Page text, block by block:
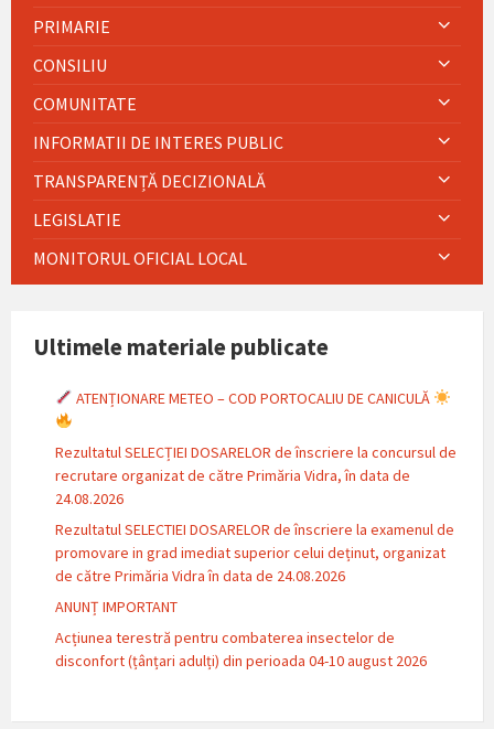
PRIMARIE
CONSILIU
COMUNITATE
INFORMATII DE INTERES PUBLIC
TRANSPARENȚĂ DECIZIONALĂ
LEGISLATIE
MONITORUL OFICIAL LOCAL
Ultimele materiale publicate
ATENȚIONARE METEO – COD PORTOCALIU DE CANICULĂ
Rezultatul SELECȚIEI DOSARELOR de înscriere la concursul de
recrutare organizat de către Primăria Vidra, în data de
24.08.2026
Rezultatul SELECTIEI DOSARELOR de înscriere la examenul de
promovare in grad imediat superior celui deținut, organizat
de către Primăria Vidra în data de 24.08.2026
ANUNȚ IMPORTANT
Acțiunea terestră pentru combaterea insectelor de
disconfort (țânțari adulți) din perioada 04-10 august 2026